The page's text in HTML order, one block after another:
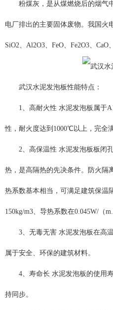
粉煤灰，是从煤燃烧后的烟气
电厂排出的主要固体废物。我国火
SiO2、Al2O3、FeO、Fe2O3、CaO
武汉水泥发泡板性能特点：
1、高耐火性 水泥发泡板属于
性，耐火度达到1000℃以上，完全
2、高保温性 水泥发泡板板闭
热，是高隔热的先决条件。防火隔
热系数基本相当，可满足建筑保温
150kg/m3、导热系数在0.045W/（
3、无毒无害 水泥发泡板在高
属于安全、环保的建筑材料。
4、寿命长 水泥发泡板的使用
持同步。